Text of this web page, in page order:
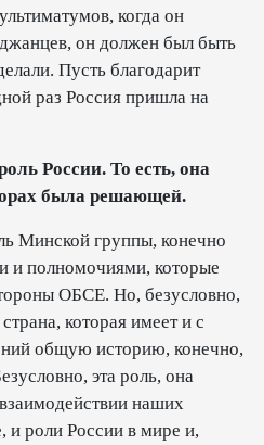
когда он
он должен был быть
Пусть благодарит
раз Россия пришла на
России. То есть, она
была решающей.
Минской группы, конечно
и полномочиями, которые
ОБСЕ. Но, безусловно,
которая имеет и с
общую историю, конечно,
эта роль, она
наших
и роли России в мире и,